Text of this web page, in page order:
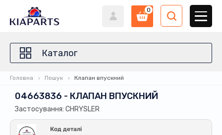
0
Каталог
Головна Пошук Клапан впускний
04663836 - КЛАПАН ВПУСКНИЙ
Застосування: CHRYSLER
Код деталі